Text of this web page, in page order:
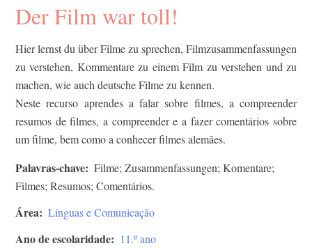
Der Film war toll!
Hier lernst du über Filme zu sprechen, Filmzusammenfassungen
zu verstehen, Kommentare zu einem Film zu verstehen und zu
machen, wie auch deutsche Filme zu kennen.
Neste recurso aprendes a falar sobre filmes, a compreender
resumos de filmes, a compreender e a fazer comentários sobre
um filme, bem como a conhecer filmes alemães.
Palavras-chave
Filme; Zusammenfassungen; Komentare;
Filmes; Resumos; Comentários.
Área Línguas e Comunicação
Ano de escolaridade 11.º ano